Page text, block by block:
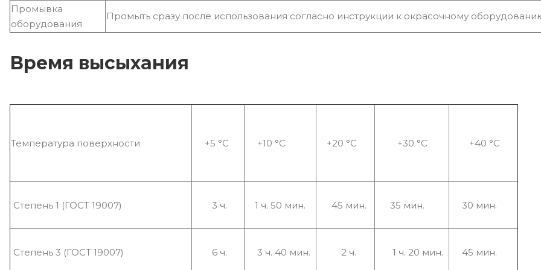
Промывка
оборудования
Промыть сразу после использования согласно инструкции к окрасочному
Время высыхания
Температура поверхности +5 °С +10 °С +20 °С +30 °С +40 °С
Степень 1 (ГОСТ 19007) 3 ч. 1 ч. 50 мин. 45 мин. 35 мин. 30 мин.
Степень 3 (ГОСТ 19007) 6 ч. 3 ч. 40 мин. 2 ч. 1 ч. 20 мин. 45 мин.